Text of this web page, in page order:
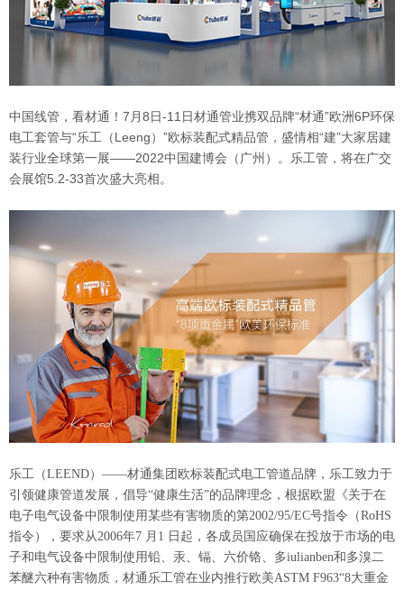
中国线管，看材通！7月8日-11日材通管业携双品牌“材通”欧洲6P环保
电工套管与“乐工（Leeng）”欧标装配式精品管，盛情相“建”大家居建
装行业全球第一展——2022中国建博会（广州）。乐工管，将在广交
会展馆5.2-33首次盛大亮相。
乐工（LEEND）——材通集团欧标装配式电工管道品牌，乐工致力于
引领健康管道发展，倡导“健康生活”的品牌理念，根据欧盟《关于在
电子电气设备中限制使用某些有害物质的第2002/95/EC号指令（RoHS
指令），要求从2006年7 月1 日起，各成员国应确保在投放于市场的电
子和电气设备中限制使用铅、汞、镉、六价铬、多iulianben和多溴二
苯醚六种有害物质，材通乐工管在业内推行欧美ASTM F963“8大重金